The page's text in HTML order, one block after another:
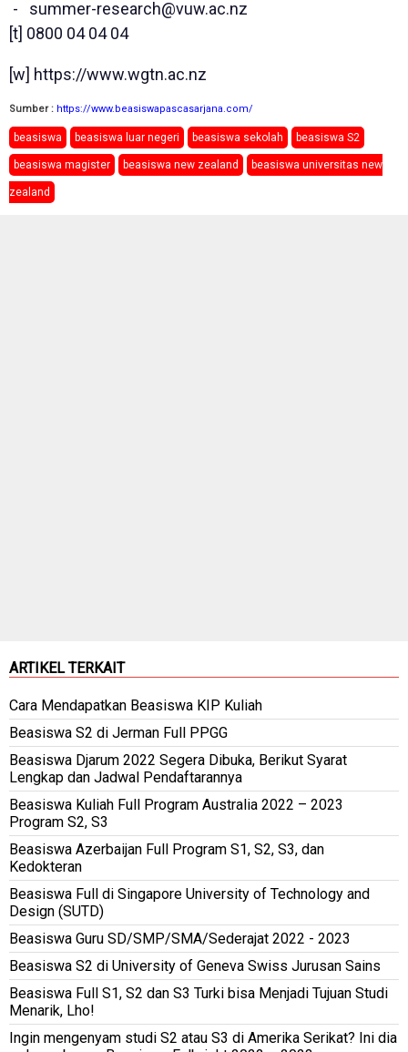
- summer-research@vuw.ac.nz
[t] 0800 04 04 04
[w] https://www.wgtn.ac.nz
Sumber : https://www.beasiswapascasarjana.com/
beasiswa beasiswa luar negeri beasiswa sekolah beasiswa S2
beasiswa magister beasiswa new zealand beasiswa universitas new
zealand
ARTIKEL TERKAIT
Cara Mendapatkan Beasiswa KIP Kuliah
Beasiswa S2 di Jerman Full PPGG
Beasiswa Djarum 2022 Segera Dibuka, Berikut Syarat
Lengkap dan Jadwal Pendaftarannya
Beasiswa Kuliah Full Program Australia 2022 – 2023
Program S2, S3
Beasiswa Azerbaijan Full Program S1, S2, S3, dan
Kedokteran
Beasiswa Full di Singapore University of Technology and
Design (SUTD)
Beasiswa Guru SD/SMP/SMA/Sederajat 2022 - 2023
Beasiswa S2 di University of Geneva Swiss Jurusan Sains
Beasiswa Full S1, S2 dan S3 Turki bisa Menjadi Tujuan Studi
Menarik, Lho!
Ingin mengenyam studi S2 atau S3 di Amerika Serikat? Ini dia